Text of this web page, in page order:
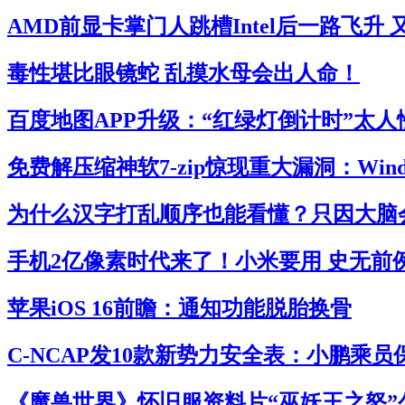
AMD前显卡掌门人跳槽Intel后一路飞升
毒性堪比眼镜蛇 乱摸水母会出人命！
百度地图APP升级：“红绿灯倒计时”太人
免费解压缩神软7-zip惊现重大漏洞：
为什么汉字打乱顺序也能看懂？只因大
手机2亿像素时代来了！小米要用 史无前
苹果iOS 16前瞻：通知功能脱胎换骨
C-NCAP发10款新势力安全表：小鹏乘